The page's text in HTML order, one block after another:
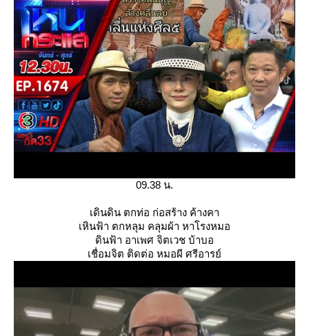
09.38 น.
เดินดิน ตกท่อ ก่อสร้าง ค้างคา
เหินฟ้า ตกหลุม คลุมผ้า หาโรงหมอ
ดินฟ้า อาเพศ จิตเวช บ้าบอ
เชื่อมจิต ติดต่อ หมอผี ศรีอารย์